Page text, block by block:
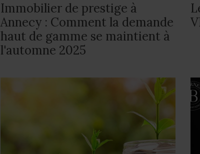
Immobilier de prestige à
Annecy : Comment la demande
haut de gamme se maintient à
l'automne 2025